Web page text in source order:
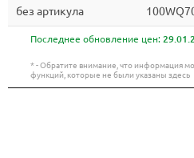
без артикула
Последнее обновление цен:
* - Обратите внимание, что информация
функций, которые не были указаны здесь